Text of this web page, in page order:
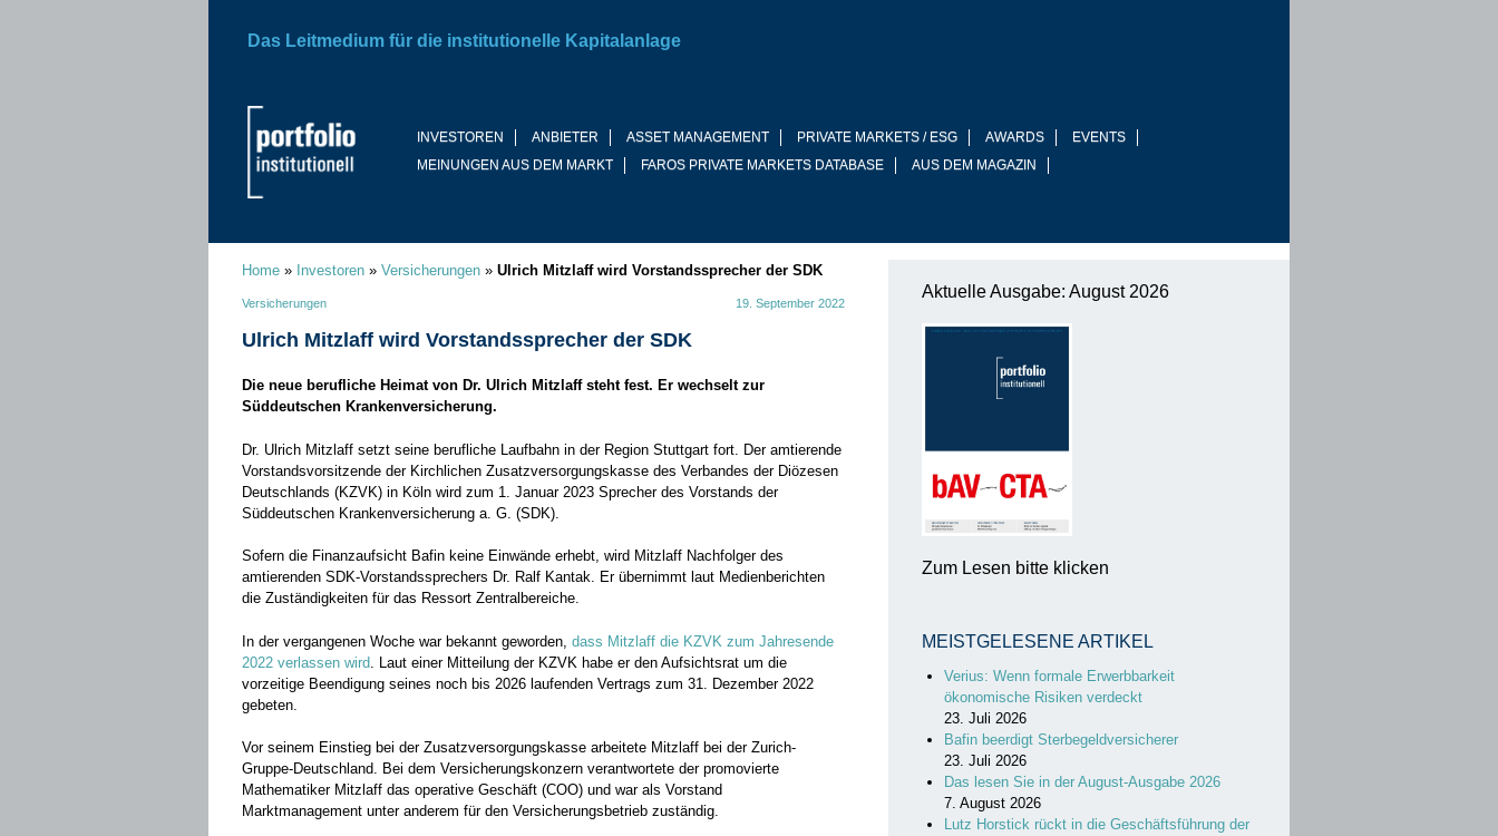
INVESTOREN ANBIETER ASSET MANAGEMENT PRIVATE MARKETS / ESG AWARDS
EVENTS
MEINUNGEN AUS DEM MARKT
FAROS PRIVATE MARKETS DATABASE AUS DEM MAGAZIN
Das Leitmedium für die institutionelle Kapitalanlage
Home » Investoren » Versicherungen » Ulrich Mitzlaff wird Vorstandssprecher der SDK
Versicherungen 19. September 2022
Ulrich Mitzlaff wird Vorstandssprecher der SDK
Die neue berufliche Heimat von Dr. Ulrich Mitzlaff steht fest. Er wechselt zur
Süddeutschen Krankenversicherung.
Dr. Ulrich Mitzlaff setzt seine berufliche Laufbahn in der Region Stuttgart fort. Der amtierende
Vorstandsvorsitzende der Kirchlichen Zusatzversorgungskasse des Verbandes der Diözesen
Deutschlands (KZVK) in Köln wird zum 1. Januar 2023 Sprecher des Vorstands der
Süddeutschen Krankenversicherung a. G. (SDK).
Sofern die Finanzaufsicht Bafin keine Einwände erhebt, wird Mitzlaff Nachfolger des
amtierenden SDK-Vorstandssprechers Dr. Ralf Kantak. Er übernimmt laut Medienberichten
die Zuständigkeiten für das Ressort Zentralbereiche.
In der vergangenen Woche war bekannt geworden, dass Mitzlaff die KZVK zum Jahresende
2022 verlassen wird . Laut einer Mitteilung der KZVK habe er den Aufsichtsrat um die
vorzeitige Beendigung seines noch bis 2026 laufenden Vertrags zum 31. Dezember 2022
gebeten.
Vor seinem Einstieg bei der Zusatzversorgungskasse arbeitete Mitzlaff bei der Zurich-
Gruppe-Deutschland. Bei dem Versicherungskonzern verantwortete der promovierte
Mathematiker Mitzlaff das operative Geschäft (COO) und war als Vorstand
Marktmanagement unter anderem für den Versicherungsbetrieb zuständig.
Aktuelle Ausgabe: August 2026
Zum Lesen bitte klicken
MEISTGELESENE ARTIKEL
Verius: Wenn formale Erwerbbarkeit
ökonomische Risiken verdeckt
23. Juli 2026
Bafin beerdigt Sterbegeldversicherer
23. Juli 2026
Das lesen Sie in der August-Ausgabe 2026
7. August 2026
Lutz Horstick rückt in die Geschäftsführung der